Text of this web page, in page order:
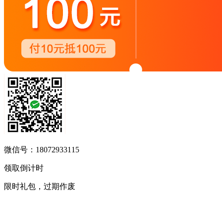
微信号：18072933115
领取倒计时
限时礼包，过期作废